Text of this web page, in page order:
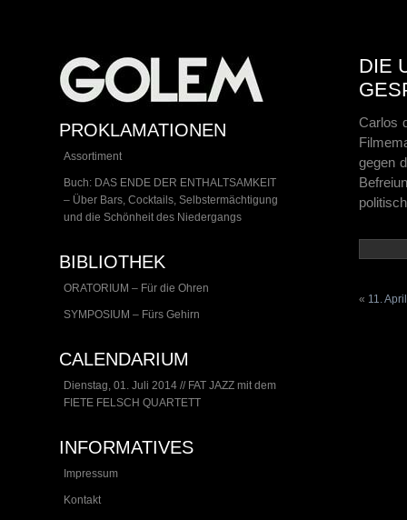
PROKLAMATIONEN
Assortiment
Buch: DAS ENDE DER ENTHALTSAMKEIT
– Über Bars, Cocktails, Selbstermächtigung
und die Schönheit des Niedergangs
BIBLIOTHEK
ORATORIUM – Für die Ohren
SYMPOSIUM – Fürs Gehirn
CALENDARIUM
Dienstag, 01. Juli 2014 // FAT JAZZ mit dem
FIETE FELSCH QUARTETT
INFORMATIVES
Impressum
Kontakt
DIE
Carlos
gegen
« 11.